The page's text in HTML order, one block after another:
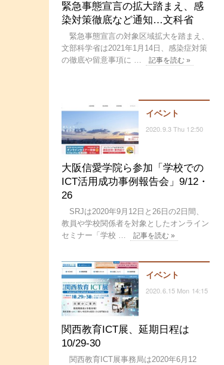
緊急事態宣言の拡大踏まえ、感
染対策徹底など通知…文科省
緊急事態宣言の対象区域拡大を踏まえ、
文部科学省は2021年1月14日、感染症対策
の徹底や留意事項に …
記事を読む »
イベント
2020.9.3 Thu 12:50
大阪信愛学院ら参加「学校での
ICT活用成功事例報告会」9/12・
26
SRJは2020年9月12日と26日の2日間、
教員や学校関係者を対象としたオンライン
セミナー「学校 …
記事を読む »
イベント
2020.6.15 Mon 14:15
関西教育ICT展、延期日程は
10/29-30
関西教育ICT展事務局は2020年6月12